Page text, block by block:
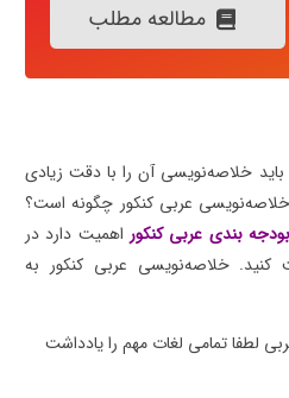
مطالعه مطلب
خلاصه‌نویسی آن را با دقت زیادی
عربی کنکور چگونه است؟
بودجه بندی عربی کنکور اهمیت دارد در
خلاصه‌نویسی عربی کنکور به
لطفا تمامی لغات مهم را یادداشت